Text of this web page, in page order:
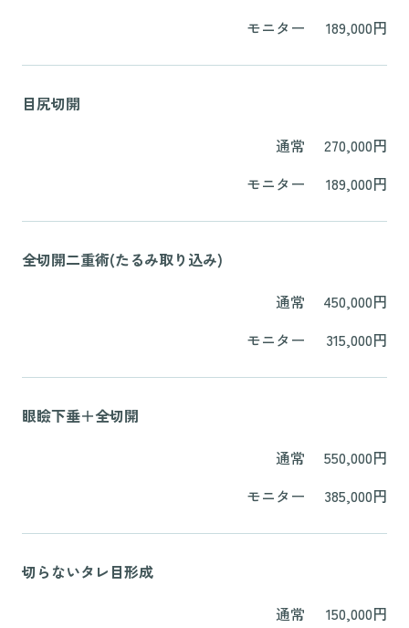
モニター
189,000円
目尻切開
通常
270,000円
モニター
189,000円
全切開二重術(たるみ取り込み)
通常
450,000円
モニター
315,000円
眼瞼下垂＋全切開
通常
550,000円
モニター
385,000円
切らないタレ目形成
通常
150,000円